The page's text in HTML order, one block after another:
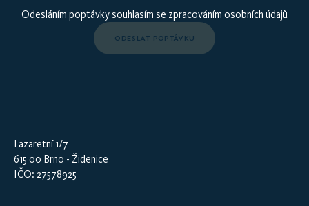
ODESLAT POPTÁVKU
Odesláním poptávky souhlasím se zpracováním osobních údajů
Lazaretní 1/7
615 00 Brno - Židenice
IČO: 27578925